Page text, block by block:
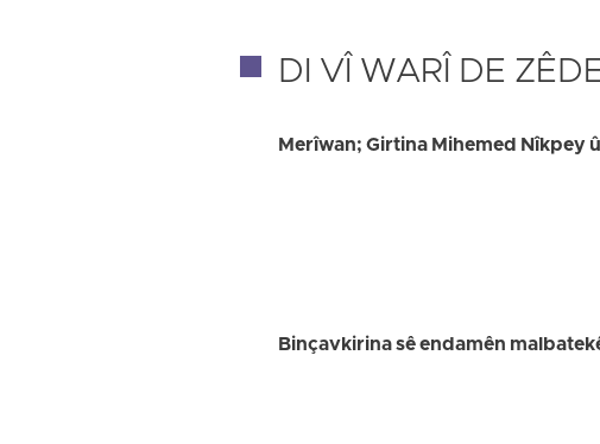
DI VÎ WARÎ DE
Merîwan; Girtina Mihemed Nîkpey
Binçavkirina sê endamên